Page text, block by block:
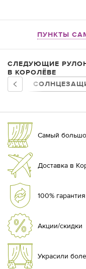
Изготовленные из
только защищают ваш
света и любопытных
элементом декора в
Стропы на
незаметными, или они
зависимости от
владельца.
добавляют
пространству.
текстурах, позволяя
всего соответствует
Регулировка света:
поднимая или
механизма.
Легкость в уходе:
и сохраняют свой
долгого времени.
салфеткой от пыли
В интернет-магазине
рулонные шторы со
дом и создать уютное
ПУНКТЫ
СЛЕДУЮЩИЕ
В КОРОЛЁВЕ
Самый
Доставка в
100%
Акции/скидки
Украсили